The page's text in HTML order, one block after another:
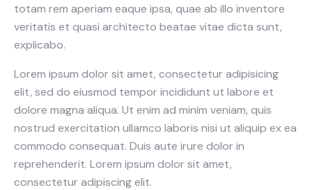
totam rem aperiam eaque ipsa, quae ab illo inventore
veritatis et quasi architecto beatae vitae dicta sunt,
explicabo.
Lorem ipsum dolor sit amet, consectetur adipisicing
elit, sed do eiusmod tempor incididunt ut labore et
dolore magna aliqua. Ut enim ad minim veniam, quis
nostrud exercitation ullamco laboris nisi ut aliquip ex ea
commodo consequat. Duis aute irure dolor in
reprehenderit. Lorem ipsum dolor sit amet,
consectetur adipiscing elit.